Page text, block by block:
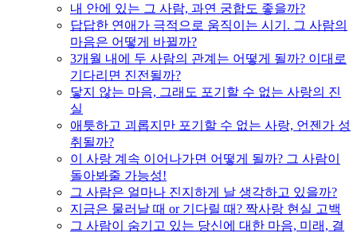
내 안에 있는 그 사람, 과연 궁합도 좋을까?
답답한 연애가 극적으로 움직이는 시기. 그 사람의
마음은 어떻게 바뀔까?
3개월 내에 두 사람의 관계는 어떻게 될까? 이대로
기다리면 진전될까?
닿지 않는 마음, 그래도 포기할 수 없는 사랑의 진
실
애틋하고 괴롭지만 포기할 수 없는 사랑, 언젠가 성
취될까?
이 사랑 계속 이어나가면 어떻게 될까? 그 사람이
돌아봐줄 가능성!
그 사람은 얼마나 진지하게 날 생각하고 있을까?
지금은 물러날 때 or 기다릴 때? 짝사랑 현실 고백
그 사람이 숨기고 있는 당신에 대한 마음, 미래, 결